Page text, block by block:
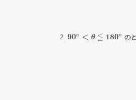
90∘ < θ ≦ 180∘
90∘< θ≦ 180∘ の